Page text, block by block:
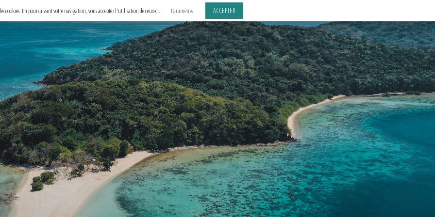
cookies. En poursuivant votre navigation, vous acceptez l'utilisation de ceux-ci. Paramètres ACCEPTER